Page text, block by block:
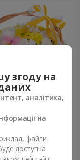
Замовити
згоду на
аналітика,
на
файли
доступна